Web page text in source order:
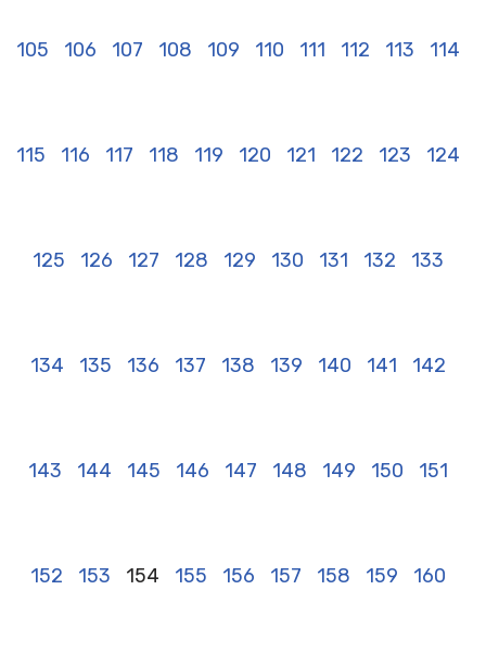
105 106 107 108 109 110 111 112 113 114
115 116 117 118 119 120 121 122 123 124
125 126 127 128 129 130 131 132 133
134 135 136 137 138 139 140 141 142
143 144 145 146 147 148 149 150 151
152 153 154 155 156 157 158 159 160